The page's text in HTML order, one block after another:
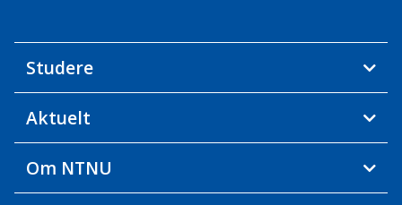
Studere
Aktuelt
Om NTNU